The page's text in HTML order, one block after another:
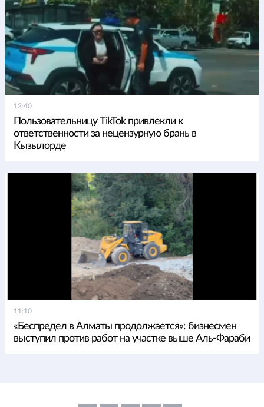
12:40
Пользовательницу TikTok привлекли к
ответственности за нецензурную брань в
Кызылорде
11:10
«Беспредел в Алматы продолжается»: бизнесмен
выступил против работ на участке выше Аль-Фараби